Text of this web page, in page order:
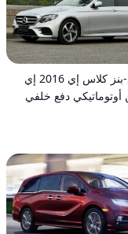
مرسيدس-بنز كلاس إي 2016 إي